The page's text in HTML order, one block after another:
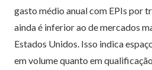
gasto médio anual com EPIs por
ainda é inferior ao de mercados
Estados Unidos. Isso indica
em volume quanto em